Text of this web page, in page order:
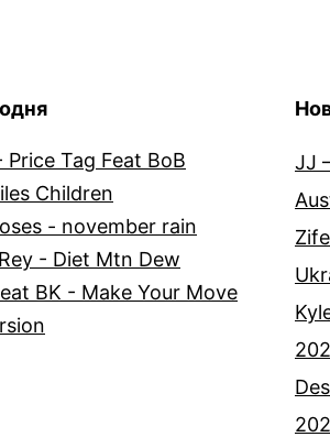
Tag Feat BoB
Children
- november rain
- Diet Mtn Dew
BK - Make Your Move
JJ